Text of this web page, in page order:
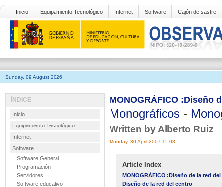
Inicio Equipamiento Tecnológico Internet Software Cajón de sastre
Sunday, 09 August 2026
MONOGRÁFICO :Diseño
Monográficos -
Written by Alberto Ruiz
Monday, 30 April 2007 12:08
Article Index
MONOGRÁFICO :Diseño de la red
Diseño de la red del centro
ÍNDICE
Inicio
Equipamiento Tecnológico
Internet
Software
Software General
Programación
Servidores
Software educativo